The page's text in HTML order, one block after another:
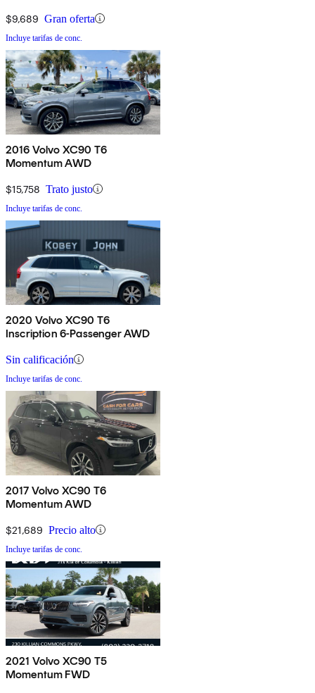
$9,689 Gran oferta
Incluye tarifas de conc.
2016 Volvo XC90 T6
Momentum AWD
$15,758 Trato justo
Incluye tarifas de conc.
2020 Volvo XC90 T6
Inscription 6-Passenger AWD
Sin calificación
Incluye tarifas de conc.
2017 Volvo XC90 T6
Momentum AWD
$21,689 Precio alto
Incluye tarifas de conc.
2021 Volvo XC90 T5
Momentum FWD